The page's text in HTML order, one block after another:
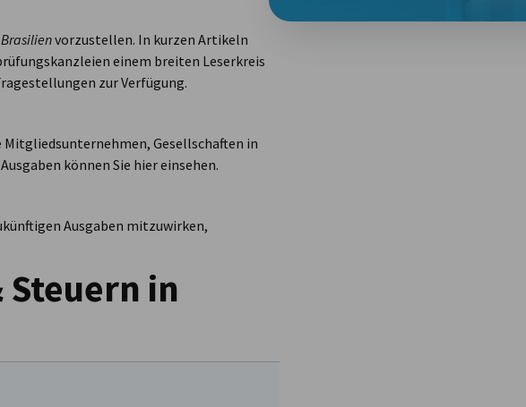
vorzustellen. In kurzen Artikeln
einem breiten Leserkreis
zur Verfügung.
Gesellschaften in
können Sie hier einsehen.
Ausgaben mitzuwirken,
Steuern in